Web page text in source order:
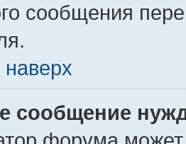
сообщения
наверх
сообщение